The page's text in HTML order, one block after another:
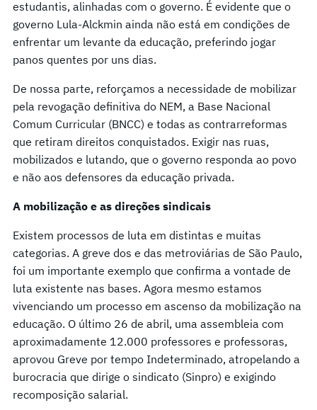
estudantis, alinhadas com o governo. É evidente que o
governo Lula-Alckmin ainda não está em condições de
enfrentar um levante da educação, preferindo jogar
panos quentes por uns dias.
De nossa parte, reforçamos a necessidade de mobilizar
pela revogação definitiva do NEM, a Base Nacional
Comum Curricular (BNCC) e todas as contrarreformas
que retiram direitos conquistados. Exigir nas ruas,
mobilizados e lutando, que o governo responda ao povo
e não aos defensores da educação privada.
A mobilização e as direções sindicais
Existem processos de luta em distintas e muitas
categorias. A greve dos e das metroviárias de São Paulo,
foi um importante exemplo que confirma a vontade de
luta existente nas bases. Agora mesmo estamos
vivenciando um processo em ascenso da mobilização na
educação. O último 26 de abril, uma assembleia com
aproximadamente 12.000 professores e professoras,
aprovou Greve por tempo Indeterminado, atropelando a
burocracia que dirige o sindicato (Sinpro) e exigindo
recomposição salarial.